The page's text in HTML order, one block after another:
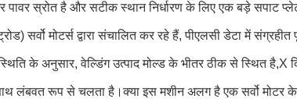
पावर स्रोत है और सटीक स्थान निर्धारण के लिए एक बड़े सपाट
सर्वो मोटर्स द्वारा संचालित कर रहे हैं, पीएलसी डेटा में संग्रहीत
के अनुसार, वेल्डिंग उत्पाद मोल्ड के भीतर ठीक से स्थित है,X
लंबवत रूप से चलता है।क्या इस मशीन अलग है एक सर्वो मोटर